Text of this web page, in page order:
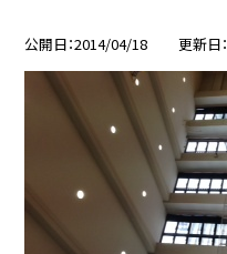
公開日 2014/04/18 更新日